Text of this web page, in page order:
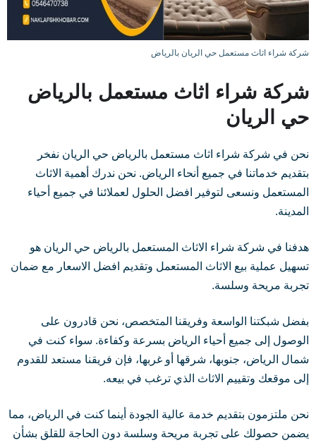
شركة شراء اثاث مستعمل حي الريان بالرياض
شركة شراء اثاث مستعمل بالرياض
حي الريان
نحن في شركة شراء اثاث مستعمل بالرياض حي الريان نفخر
بتقديم خدماتنا في جميع أنحاء الرياض. نحن ندرك أهمية الاثاث
المستعمل ونسعى لتوفير افضل الحلول لعملائنا في جميع أحياء
المدينة.
هدفنا في شركة شراء الاثاث المستعمل بالرياض حي الريان هو
تسهيل عملية بيع الاثاث المستعمل وتقديم افضل الاسعار مع ضمان
تجربة مريحة وسلسة.
بفضل شبكتنا الواسعة وفريقنا المتخصص، نحن قادرون على
الوصول إلى جميع أحياء الرياض بسرعة وكفاءة. سواء كنت في
شمال الرياض، جنوبها، شرقها أو غربها، فإن فريقنا مستعد للقدوم
إلى موقعك وتقييم الاثاث الذي ترغب في بيعه.
نحن ملتزمون بتقديم خدمة عالية الجودة أينما كنت في الرياض، مما
يضمن حصولك على تجربة مريحة وسلسة دون الحاجة للقلق بشأن